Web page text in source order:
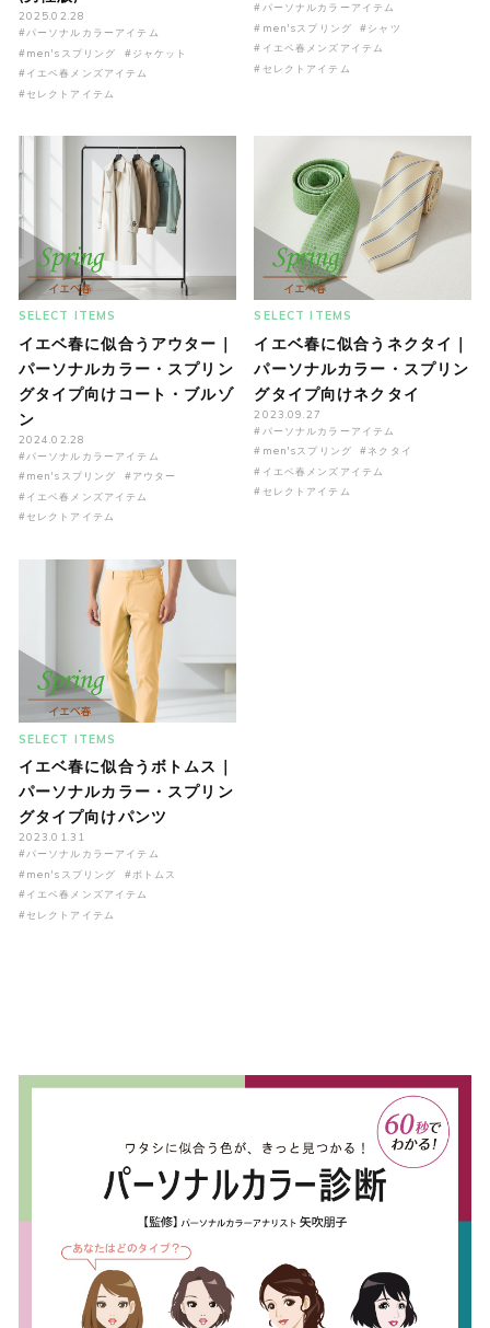
2025.02.28
#パーソナルカラーアイテム
#men'sスプリング
#ジャケット
#イエベ春メンズアイテム
#セレクトアイテム
#パーソナルカラーアイテム
#men'sスプリング
#シャツ
#イエベ春メンズアイテム
#セレクトアイテム
SELECT ITEMS
イエベ春に似合うアウター｜
パーソナルカラー・スプリン
グタイプ向けコート・ブルゾ
ン
2024.02.28
#パーソナルカラーアイテム
#men'sスプリング
#アウター
#イエベ春メンズアイテム
#セレクトアイテム
SELECT ITEMS
イエベ春に似合うネクタイ｜
パーソナルカラー・スプリン
グタイプ向けネクタイ
2023.09.27
#パーソナルカラーアイテム
#men'sスプリング
#ネクタイ
#イエベ春メンズアイテム
#セレクトアイテム
SELECT ITEMS
イエベ春に似合うボトムス｜
パーソナルカラー・スプリン
グタイプ向けパンツ
2023.01.31
#パーソナルカラーアイテム
#men'sスプリング
#ボトムス
#イエベ春メンズアイテム
#セレクトアイテム